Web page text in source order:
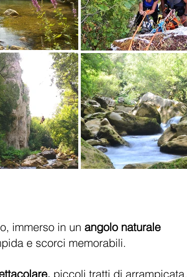
immerso in un angolo naturale
e scorci memorabili.
piccoli tratti di arrampicata,